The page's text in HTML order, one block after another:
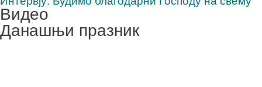
Видео
Данашњи празник